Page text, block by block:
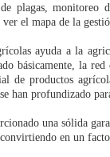
plagas, monitoreo
el mapa de la
ayuda a la
básicamente, la
de productos
han profundizado
una sólida
en un